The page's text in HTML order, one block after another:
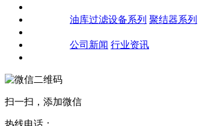
油库过滤设备系列 聚结器系列
公司新闻 行业资讯
扫一扫，添加微信
热线电话：